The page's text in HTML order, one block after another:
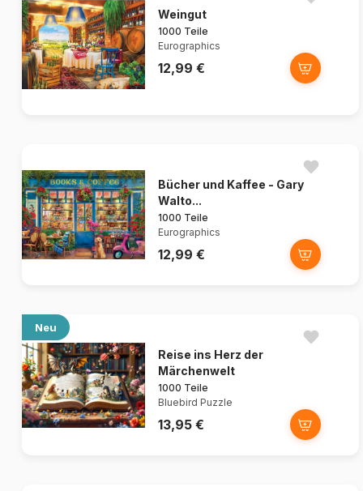
Weingut
1000 Teile
Eurographics
12,99 €
Bücher und Kaffee - Gary
Walto...
1000 Teile
Eurographics
12,99 €
Neu
Reise ins Herz der
Märchenwelt
1000 Teile
Bluebird Puzzle
13,95 €